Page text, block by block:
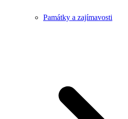
Památky a zajímavosti